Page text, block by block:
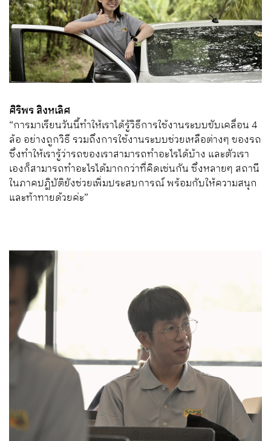
ศิริพร สิงหเลิศ
“การมาเรียนวันนี้ทำให้เราได้รู้วิธีการใช้งานระบบขับเคลื่อน 4
ล้อ อย่างถูกวิธี รวมถึงการใช้งานระบบช่วยเหลือต่างๆ ของรถ
ซึ่งทำให้เรารู้ว่ารถของเราสามารถทำอะไรได้บ้าง และตัวเรา
เองก็สามารถทำอะไรได้มากกว่าที่คิดเช่นกัน ซึ่งหลายๆ สถานี
ในภาคปฏิบัติยังช่วยเพิ่มประสบการณ์ พร้อมกับให้ความสนุก
และท้าทายด้วยค่ะ”